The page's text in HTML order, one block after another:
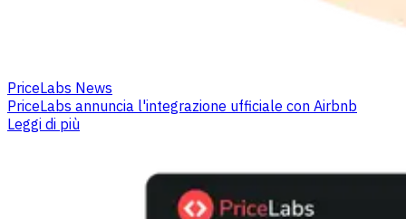
PriceLabs News
PriceLabs annuncia l'integrazione ufficiale con Airbnb
Leggi di più